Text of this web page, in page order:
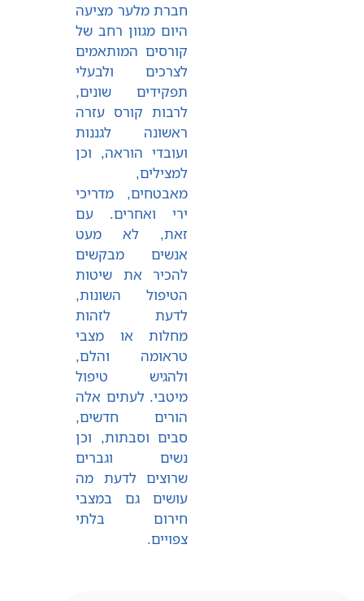
חברת מלער מציעה
היום מגוון רחב של
קורסים המותאמים
לצרכים ולבעלי
תפקידים שונים,
לרבות קורס עזרה
ראשונה לגננות
ועובדי הוראה, וכן
למצילים,
מאבטחים, מדריכי
ירי ואחרים. עם
זאת, לא מעט
אנשים מבקשים
להכיר את שיטות
הטיפול השונות,
לדעת לזהות
מחלות או מצבי
טראומה והלם,
ולהגיש טיפול
מיטבי. לעתים אלה
הורים חדשים,
סבים וסבתות, וכן
נשים וגברים
שרוצים לדעת מה
עושים גם במצבי
חירום בלתי
צפויים.